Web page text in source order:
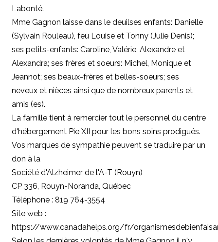
Labonté.
Mme Gagnon laisse dans le deuilses enfants: Danielle
(Sylvain Rouleau), feu Louise et Tonny (Julie Denis);
ses petits-enfants: Caroline, Valérie, Alexandre et
Alexandra; ses frères et soeurs: Michel, Monique et
Jeannot; ses beaux-frères et belles-soeurs; ses
neveux et nièces ainsi que de nombreux parents et
amis (es).
La famille tient à remercier tout le personnel du centre
d'hébergement Pie XII pour les bons soins prodigués.
Vos marques de sympathie peuvent se traduire par un
don à la
Société d'Alzheimer de l'A-T (Rouyn)
CP 336, Rouyn-Noranda, Québec
Téléphone : 819 764-3554
Site web :
https://www.canadahelps.org/fr/